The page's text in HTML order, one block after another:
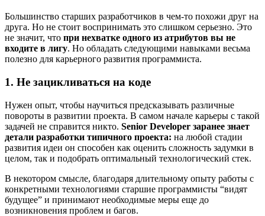
Большинство старших разработчиков в чем-то похожи друг на
друга. Но не стоит воспринимать это слишком серьезно. Это
не значит, что при нехватке одного из атрибутов вы не
входите в лигу. Но обладать следующими навыками весьма
полезно для карьерного развития программиста.
1. Не зацикливаться на коде
Нужен опыт, чтобы научиться предсказывать различные
повороты в развитии проекта. В самом начале карьеры с такой
задачей не справится никто. Senior Developer заранее знает
детали разработки типичного проекта: на любой стадии
развития идеи он способен как оценить сложность задумки в
целом, так и подобрать оптимальный технологический стек.
В некотором смысле, благодаря длительному опыту работы с
конкретными технологиями старшие программисты “видят
будущее” и принимают необходимые меры еще до
возникновения проблем и багов.